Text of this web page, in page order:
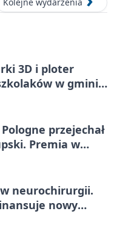
3D i ploter
w gminie
przejechał
Premia w
w neurochirurgii.
nowy